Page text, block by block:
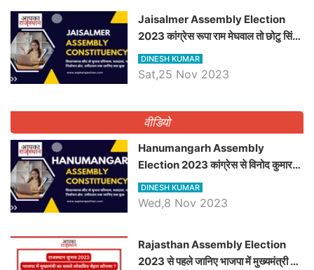
​​​​​​​Jaisalmer Assembly Election
2023 कांग्रेस रूपा राम मेघवाल तो छोटु सिंह
भाटी होंगे भाजपा उम्मीदवार, जानिये जैसलमेर
विधानसभा सीट के ताजा समीकरण
DINESH KUMAR
Sat,25 Nov 2023
वीडियो
Hanumangarh Assembly
Election 2023 कांग्रेस से विनोद कुमार
चौधरी तो अमित चौधरी होंगे भाजपा उम्मीदवार,
जानिये हनुमानगढ़ विधानसभा सीट के ताजा
DINESH KUMAR
Wed,8 Nov 2023
Rajasthan Assembly Election
2023 से पहले जानिए भाजपा में मुख्यमंत्री का